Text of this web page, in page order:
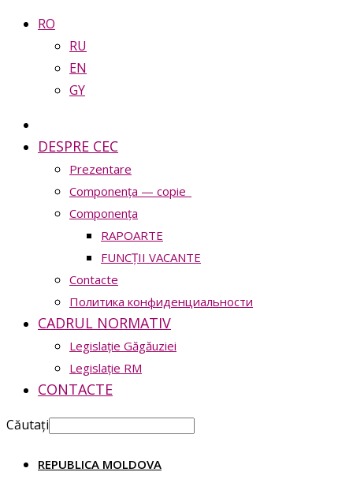
RO
RU
EN
GY
DESPRE CEC
Prezentare
Сomponența — copie_
Сomponența
RAPOARTE
FUNCȚII VACANTE
Contacte
Политика конфиденциальности
CADRUL NORMATIV
Legislație Găgăuziei
Legislație RM
CONTACTE
Căutați
REPUBLICA MOLDOVA